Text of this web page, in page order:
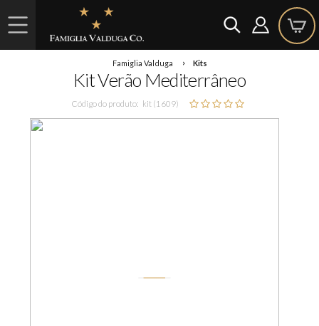
Famiglia Valduga Kits
Kit Verão Mediterrâneo
Código do produto: kit (1609)